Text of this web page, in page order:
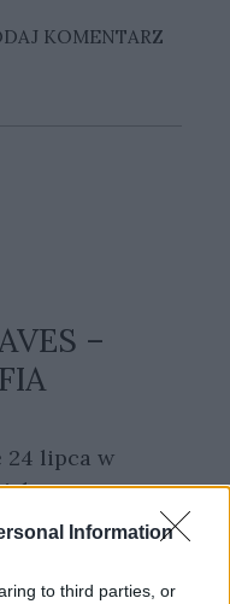
Information
to third parties, or
KOMENTARZ
–
24 lipca w
syn
Alfreda